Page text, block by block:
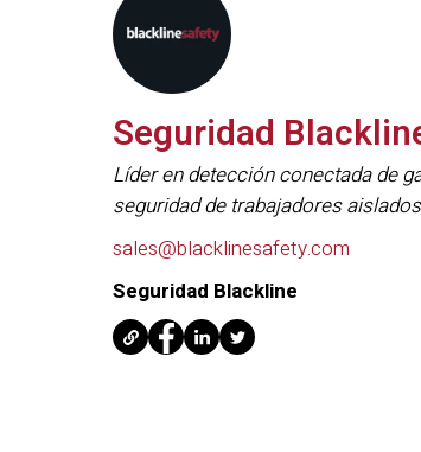
Seguridad
Líder en detección conectada de
seguridad de trabajadores aislados
sales@blacklinesafety.com
Seguridad Blackline